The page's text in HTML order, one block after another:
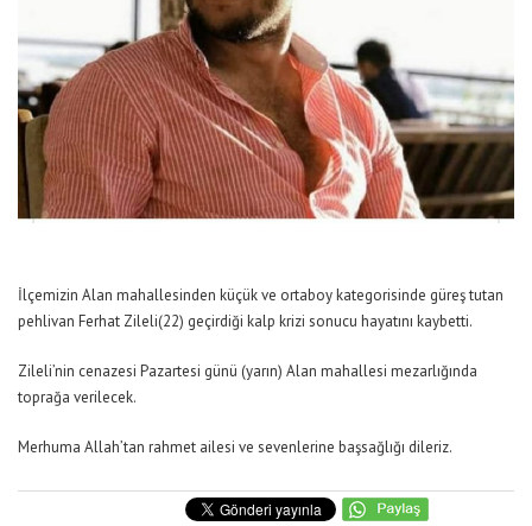
İlçemizin Alan mahallesinden küçük ve ortaboy kategorisinde güreş tutan
pehlivan Ferhat Zileli(22) geçirdiği kalp krizi sonucu hayatını kaybetti.
Zileli’nin cenazesi Pazartesi günü (yarın) Alan mahallesi mezarlığında
toprağa verilecek.
Merhuma Allah’tan rahmet ailesi ve sevenlerine başsağlığı dileriz.